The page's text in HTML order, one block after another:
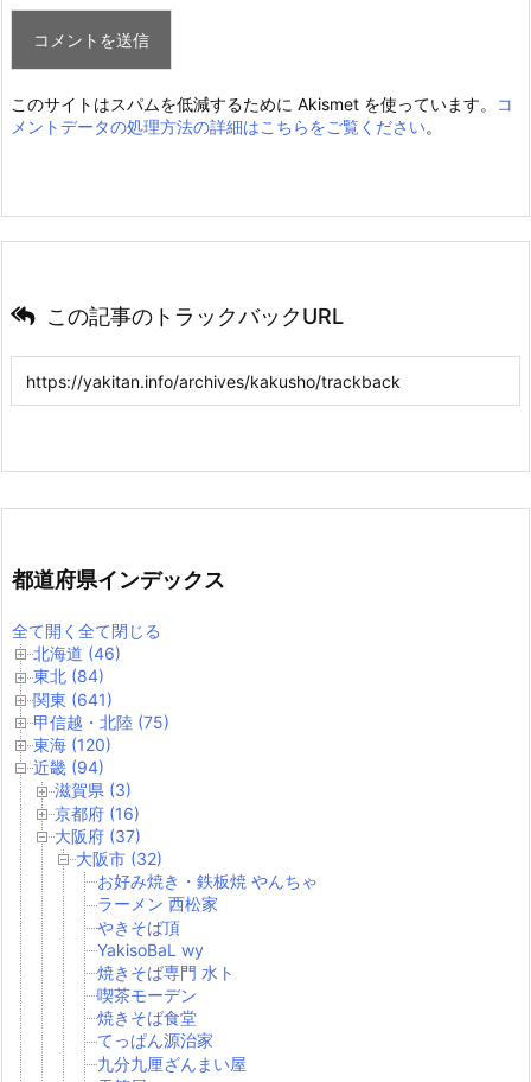
このサイトはスパムを低減するために Akismet を使っています。
コ
メントデータの処理方法の詳細はこちらをご覧ください。
この記事のトラックバックURL
都道府県インデックス
全て開く 全て閉じる
北海道 (46)
東北 (84)
関東 (641)
甲信越・北陸 (75)
東海 (120)
近畿 (94)
滋賀県 (3)
京都府 (16)
大阪府 (37)
大阪市 (32)
お好み焼き・鉄板焼 やんちゃ
ラーメン 西松家
やきそば頂
YakisoBaL wy
焼きそば専門 水ト
喫茶モーデン
焼きそば食堂
てっぱん源治家
九分九厘ざんまい屋